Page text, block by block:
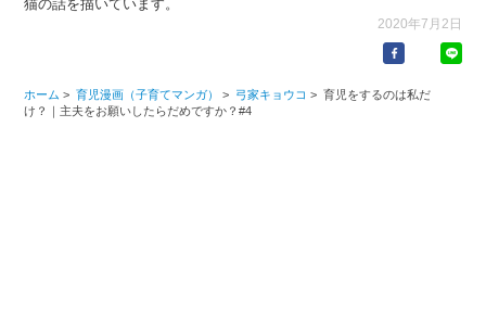
猫の話を描いています。
2020年7月2日
ホーム > 育児漫画（子育てマンガ） > 弓家キョウコ > 育児をするのは私だ
け？｜主夫をお願いしたらだめですか？#4